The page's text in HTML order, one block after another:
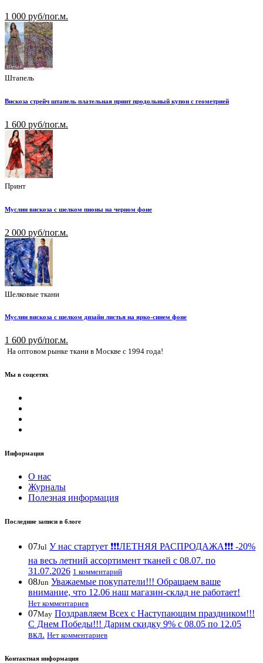
1 000 руб/пог.м.
Штапель
Вискоза стрейч штапель плательная принт продольный купон с геометрией
1 600 руб/пог.м.
Принт
Муслин вискоза с шелком пионы на черном фоне
2 000 руб/пог.м.
Шелковые ткани
Муслин вискоза с шелком дизайн листья на ярко-синем фоне
1 600 руб/пог.м.
На оптовом рынке ткани в Москве с 1994 года!
Мы в соцсетях
Информация
О нас
Журналы
Полезная информация
Последние записи в блоге
07Jul У нас стартует ❗️❗️❗️ЛЕТНЯЯ РАСПРОДАЖА❗️❗️❗️ -20%
на весь летний ассортимент тканей с 08.07. по
31.07.2026 1 комментарий
08Jun Уважаемые покупатели!!! Обращаем ваше
внимание, что 12.06 наш магазин-склад не работает!
Нет комментариев
07May Поздравляем Всех с Наступающим праздником!!!
С Днем Победы!!! Дарим скидку 9% с 08.05 по 12.05
вкл. Нет комментариев
Контактная информация